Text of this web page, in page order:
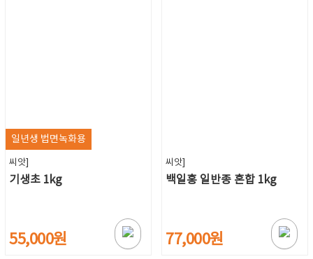
일년생 법면녹화용
씨앗]
기생초 1kg
55,000원
씨앗]
백일홍 일반종 혼합 1kg
77,000원